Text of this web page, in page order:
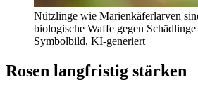
Nützlinge wie Marienkäferlarven
biologische Waffe gegen
Symbolbild, KI-generiert
Rosen langfristig stärken